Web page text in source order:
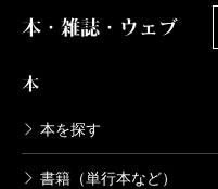
本・雑誌・ウェブ
本
本を探す
書籍（単行本など）